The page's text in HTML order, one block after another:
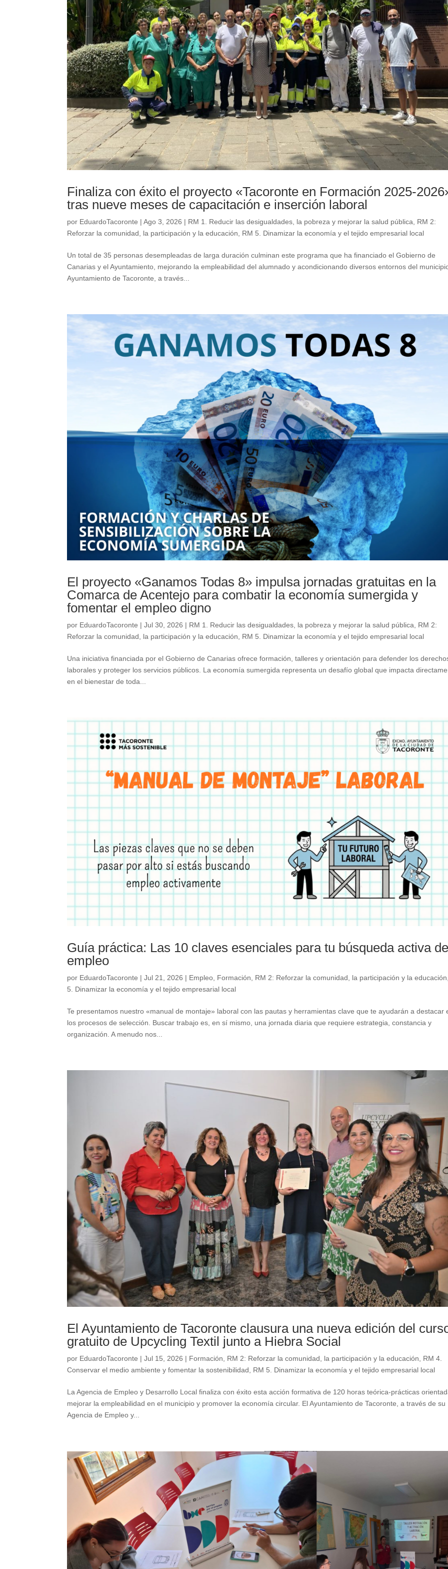
Finaliza con éxito el proyecto «Tacoronte en Formación 2025-
tras nueve meses de capacitación e inserción laboral
por EduardoTacoronte |Ago 3, 2026 | RM 1. Reducir las desigualdades, la pobreza y mejorar la salud pública, RM 2:
Reforzar la comunidad, la participación y la educación, RM 5. Dinamizar la economía y el tejido empresarial local
Un total de 35 personas desempleadas de larga duración culminan este programa que ha financiado el Gobierno de
Canarias y el Ayuntamiento, mejorando la empleabilidad del alumnado y acondicionando diversos entornos del
Ayuntamiento de Tacoronte, a través...
El proyecto «Ganamos Todas 8» impulsa jornadas gratuitas en la
Comarca de Acentejo para combatir la economía sumergida y
fomentar el empleo digno
por EduardoTacoronte |Jul 30, 2026 | RM 1. Reducir las desigualdades, la pobreza y mejorar la salud pública, RM 2:
Reforzar la comunidad, la participación y la educación, RM 5. Dinamizar la economía y el tejido empresarial local
Una iniciativa financiada por el Gobierno de Canarias ofrece formación, talleres y orientación para defender los
laborales y proteger los servicios públicos. La economía sumergida representa un desafío global que impacta
en el bienestar de toda...
Guía práctica: Las 10 claves esenciales para tu búsqueda activa
empleo
por EduardoTacoronte |Jul 21, 2026 | Empleo Formación RM 2: Reforzar la comunidad, la participación y la educación
5. Dinamizar la economía y el tejido empresarial local
Te presentamos nuestro «manual de montaje» laboral con las pautas y herramientas clave que te ayudarán a destacar
los procesos de selección. Buscar trabajo es, en sí mismo, una jornada diaria que requiere estrategia, constancia y
organización. A menudo nos...
El Ayuntamiento de Tacoronte clausura una nueva edición del
gratuito de Upcycling Textil junto a Hiebra Social
por EduardoTacoronte |Jul 15, 2026 | Formación, RM 2: Reforzar la comunidad, la participación y la educación, RM 4.
Conservar el medio ambiente y fomentar la sostenibilidad, RM 5. Dinamizar la economía y el tejido empresarial local
La Agencia de Empleo y Desarrollo Local finaliza con éxito esta acción formativa de 120 horas teórica-prácticas
mejorar la empleabilidad en el municipio y promover la economía circular. El Ayuntamiento de Tacoronte, a través de su
Agencia de Empleo y...